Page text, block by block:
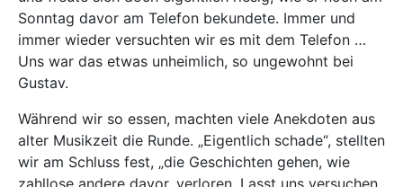
Sonntag davor am Telefon bekundete. Immer und
immer wieder versuchten wir es mit dem Telefon …
Uns war das etwas unheimlich, so ungewohnt bei
Gustav.
Während wir so essen, machten viele Anekdoten aus
alter Musikzeit die Runde. „Eigentlich schade“, stellten
wir am Schluss fest, „die Geschichten gehen, wie
zahllose andere davor, verloren. Lasst uns versuchen,